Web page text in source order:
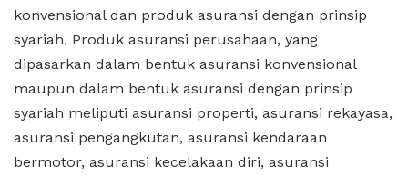
konvensional dan produk asuransi dengan prinsip
syariah. Produk asuransi perusahaan, yang
dipasarkan dalam bentuk asuransi konvensional
maupun dalam bentuk asuransi dengan prinsip
syariah meliputi asuransi properti, asuransi rekayasa,
asuransi pengangkutan, asuransi kendaraan
bermotor, asuransi kecelakaan diri, asuransi